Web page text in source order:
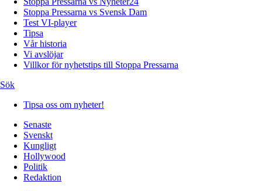
Stoppa Pressarna vs Svensk Dam
Test VI-player
Tipsa
Vår historia
Vi avslöjar
Villkor för nyhetstips till Stoppa Pressarna
Sök
Tipsa oss om nyheter!
Senaste
Svenskt
Kungligt
Hollywood
Politik
Redaktion